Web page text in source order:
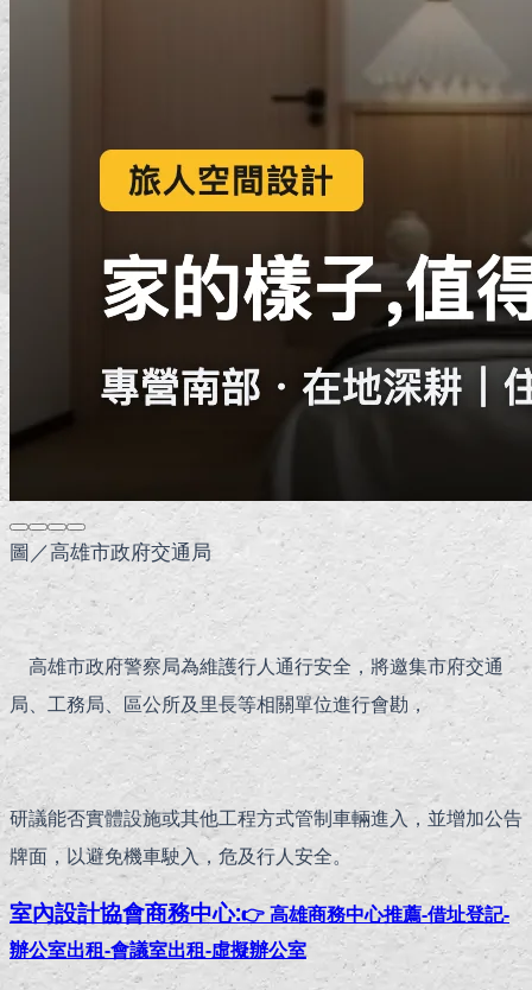
圖／高雄市政府交通局
高雄市政府警察局為維護行人通行安全，將邀集市府交通
局、工務局、區公所及里長等相關單位進行會勘，
研議能否實體設施或其他工程方式管制車輛進入，並增加公告
牌面，以避免機車駛入，危及行人安全。
室內設計協會商務中心:👉 高雄商務中心推薦-借址登記-
辦公室出租-會議室出租-虛擬辦公室